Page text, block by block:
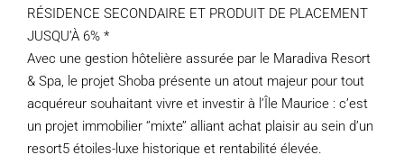
RÉSIDENCE SECONDAIRE ET PRODUIT DE PLACEMENT
JUSQU’À 6% *
Avec une gestion hôtelière assurée par le Maradiva Resort
& Spa, le projet Shoba présente un atout majeur pour tout
acquéreur souhaitant vivre et investir à l’Île Maurice : c’est
un projet immobilier ‘’mixte’’ alliant achat plaisir au sein d’un
resort5 étoiles-luxe historique et rentabilité élevée.